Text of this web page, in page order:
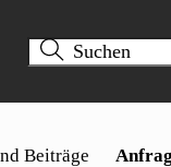
Beiträge